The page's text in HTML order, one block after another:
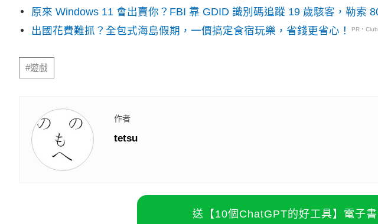
原來 Windows 11 會出賣你？FBI 靠 GDID 識別碼追蹤 19 歲駭客，勒索
出國花費難抓？全包式海島假期，一價搞定食宿玩樂，省錢更省心！
PR・
#遊戲
作者
tetsu
送【10個ChatGPT的好工具】電子書